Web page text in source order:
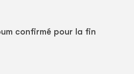
confirmé pour la fin